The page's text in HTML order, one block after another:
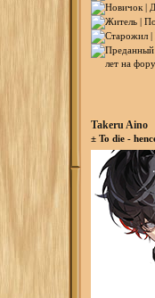
Takeru Aino
± To die -